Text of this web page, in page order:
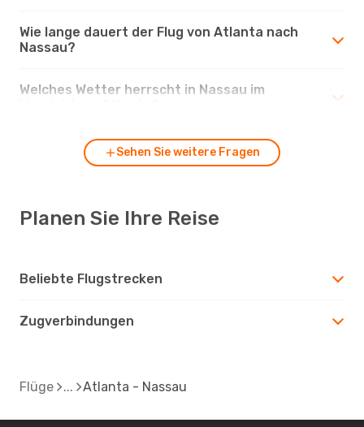
Wie lange dauert der Flug von Atlanta nach
Nassau?
Welches Wetter herrscht in Nassau im
Sehen Sie weitere Fragen
Planen Sie Ihre Reise
Beliebte Flugstrecken
Zugverbindungen
Flüge Atlanta - Nassau